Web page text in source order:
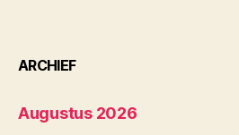
ARCHIEF
Augustus 2026